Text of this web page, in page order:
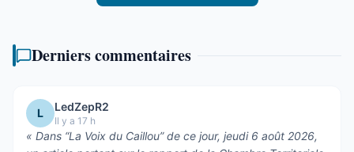
Derniers commentaires
L LedZepR2
Il y a 17 h
« Dans “La Voix du Caillou” de ce jour, jeudi 6 août 2026,